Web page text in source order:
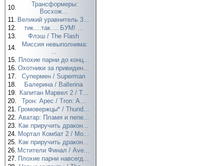
10.
Трансформеры:
Восхож...
11. Великий уравнитель 3...
12.
тик....так.... БУМ! ...
13.
Флэш / The Flash
14.
Миссия невыполнима:
...
15. Плохие парни до конц...
16. Охотники за привиден...
17.
Супермен / Superman
18.
Балерина / Ballerina
19. Капитан Марвел 2 / T...
20.
Трон: Арес / Tron: A...
21. Громовержцы* / Thund...
22. Аватар: Пламя и пепе...
23. Как приручить дракон...
24. Мортал Комбат 2 / Mo...
25. Как приручить дракон...
26. Мстители Финал / Ave...
27. Плохие парни навсегд...